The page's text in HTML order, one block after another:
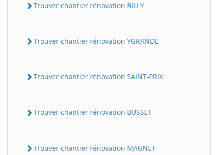
Trouver chantier rénovation BILLY
Trouver chantier rénovation YGRANDE
Trouver chantier rénovation SAINT-PRIX
Trouver chantier rénovation BUSSET
Trouver chantier rénovation MAGNET